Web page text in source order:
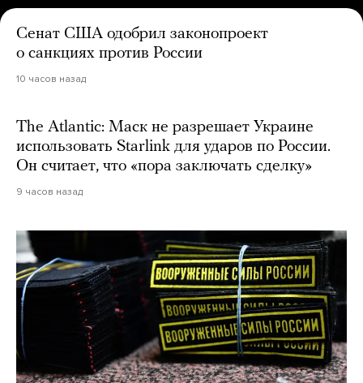
Сенат США одобрил законопроект
о санкциях против России
10 часов назад
The Atlantic: Маск не разрешает Украине
использовать Starlink для ударов по России.
Он считает, что «пора заключать сделку»
9 часов назад